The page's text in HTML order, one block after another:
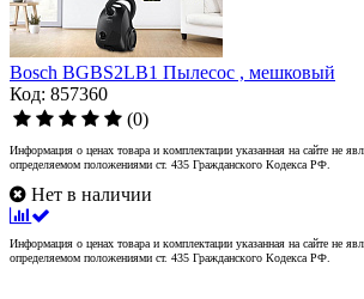
Bosch BGBS2LB1 Пылесос , мешковый
Код: 857360
(0)
Информация о ценах товара и комплектации указанная на сайте не
определяемом положениями ст. 435 Гражданского Кодекса РФ.
Нет в наличии
Информация о ценах товара и комплектации указанная на сайте не
определяемом положениями ст. 435 Гражданского Кодекса РФ.